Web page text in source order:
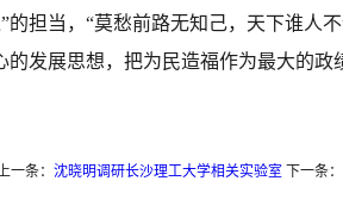
担当，“莫愁前路无知己，天下谁人
发展思想，把为民造福作为最大的政
一条： 沈晓明调研长沙理工大学相关实验室 下一条：